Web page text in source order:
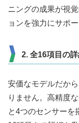
ニングの成果が視
ョンを強力にサポ
2. 全16項目の
安価なモデルだか
りません。高精度
と4つのセンサーを